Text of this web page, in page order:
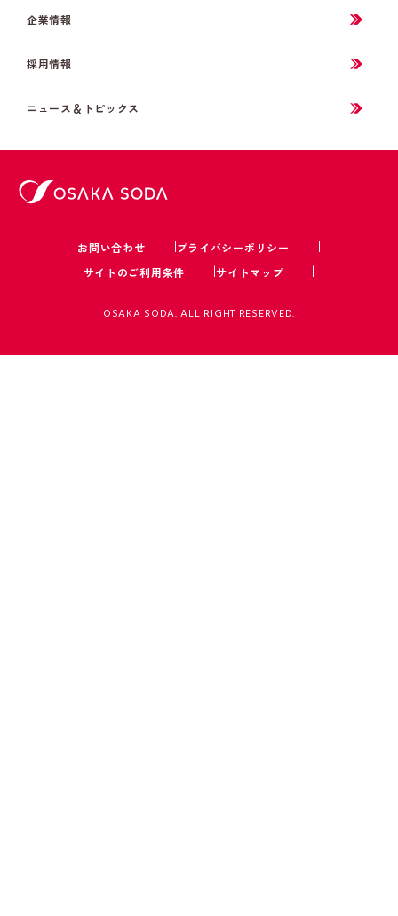
企業情報
採用情報
ニュース＆トピックス
お問い合わせ
プライバシーポリシー
サイトのご利用条件
サイトマップ
OSAKA SODA. ALL RIGHT RESERVED.